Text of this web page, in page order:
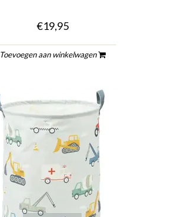
€19,95
Toevoegen aan winkelwagen